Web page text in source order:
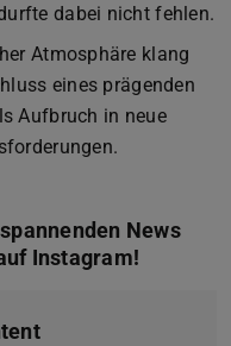
dabei nicht fehlen.
Atmosphäre klang
eines prägenden
Aufbruch in neue
News
Instagram!